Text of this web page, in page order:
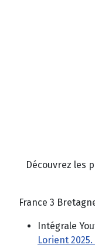
Découvrez les
France 3
Intégrale
Lorient